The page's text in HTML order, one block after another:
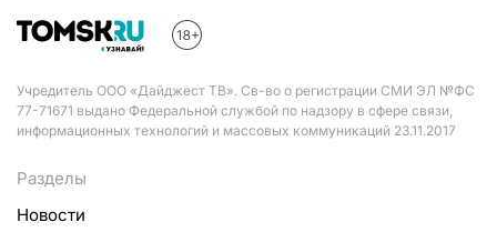
Учредитель ООО «Дайджест ТВ». Св-во о регистрации СМИ ЭЛ №ФС
77-71671 выдано Федеральной службой по надзору в сфере связи,
информационных технологий и массовых коммуникаций 23.11.2017
Разделы
Новости